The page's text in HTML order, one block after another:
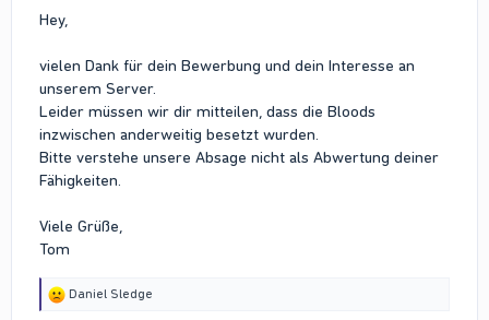
Hey,
vielen Dank für dein Bewerbung und dein Interesse an
unserem Server.
Leider müssen wir dir mitteilen, dass die Bloods
inzwischen anderweitig besetzt wurden.
Bitte verstehe unsere Absage nicht als Abwertung deiner
Fähigkeiten.
Viele Grüße,
Tom
R
Daniel Sledge